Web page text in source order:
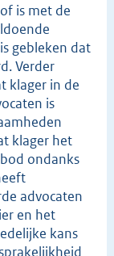
is met de
gebleken dat
Verder
klager in de
is
klager het
ondanks
advocaten
en het
kans